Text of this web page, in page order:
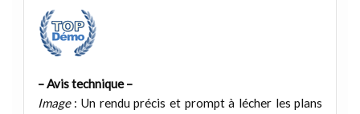
– Avis technique –
Image : Un rendu précis et prompt à lécher les plans